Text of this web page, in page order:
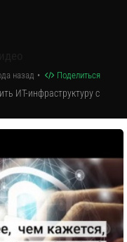
назад Поделиться
ИТ-инфраструктуру с